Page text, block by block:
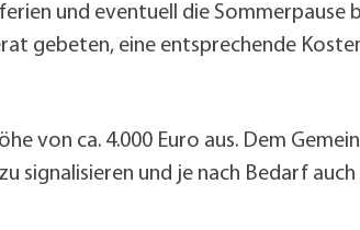
und eventuell die
gebeten, eine entsprechende
von ca. 4.000 Euro aus. Dem
signalisieren und je nach Bedarf